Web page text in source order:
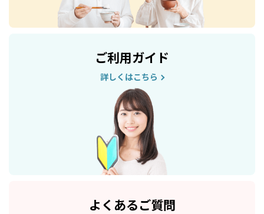
ご利用ガイド
詳しくはこちら
よくあるご質問